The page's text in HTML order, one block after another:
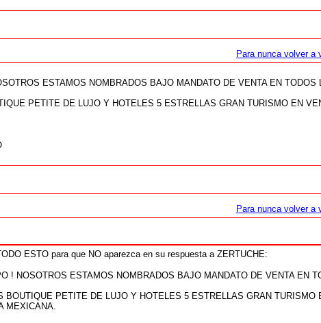
Para nunca volver a
ESTAMOS NOMBRADOS BAJO MANDATO DE VENTA EN TODOS
PETITE DE LUJO Y HOTELES 5 ESTRELLAS GRAN TURISMO EN
Para nunca volver a
ESTO para que NO aparezca en su respuesta a ZERTUCHE:
! NOSOTROS ESTAMOS NOMBRADOS BAJO MANDATO DE VENTA EN
BOUTIQUE PETITE DE LUJO Y HOTELES 5 ESTRELLAS GRAN TURISMO
MEXICANA.